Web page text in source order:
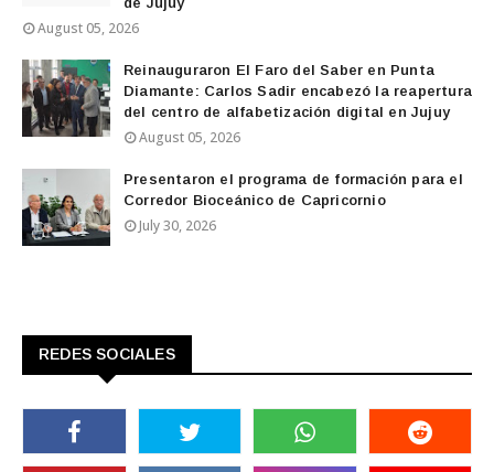
August 05, 2026
Reinauguraron El Faro del Saber en Punta
Diamante: Carlos Sadir encabezó la reapertura
del centro de alfabetización digital en Jujuy
August 05, 2026
Presentaron el programa de formación para el
Corredor Bioceánico de Capricornio
July 30, 2026
REDES SOCIALES